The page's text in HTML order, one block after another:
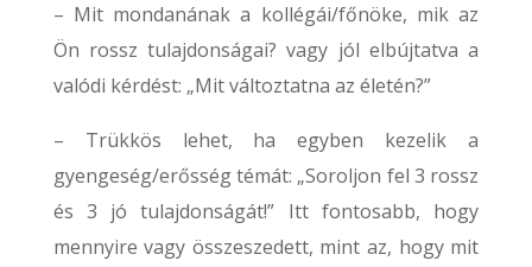
– Mit mondanának a kollégái/főnöke, mik az
Ön rossz tulajdonságai? vagy jól elbújtatva a
valódi kérdést: „Mit változtatna az életén?”
– Trükkös lehet, ha egyben kezelik a
gyengeség/erősség témát: „Soroljon fel 3 rossz
és 3 jó tulajdonságát!” Itt fontosabb, hogy
mennyire vagy összeszedett, mint az, hogy mit